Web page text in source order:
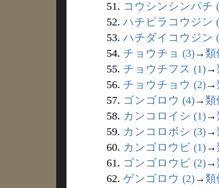
51. コウシンシンパチ
52. ハチビラコウジン
53. ハチダイコウジン
54. チョウチョ (3)→ 類
55. チョウチフス (1)→
56. チョウチョウ (2)→
57. ゴンゴロウ (4)→ 類
58. カンコロイシ (1)→
59. カンコロボシ (3)→
60. カンゴロウビ (1)→
61. ゴンゴロウビ (2)→
62. ゲンゴロウ (2)→ 類